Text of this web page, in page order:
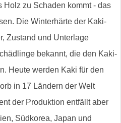
Holz zu Schaden kommt - das
Die Winterhärte der Kaki-
Zustand und Unterlage
bekannt, die den Kaki-
Heute werden Kaki für den
in 17 Ländern der Welt
der Produktion entfällt aber
Südkorea, Japan und